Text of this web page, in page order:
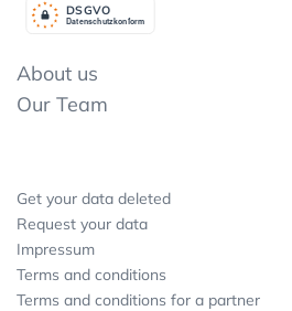
Datenschutzkonform
DSGVO
About us
Our Team
Get your data deleted
Request your data
Impressum
Terms and conditions
Terms and conditions for a partner